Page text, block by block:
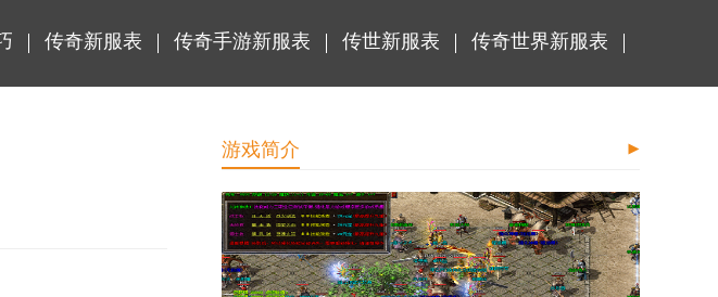
传奇新服表 传奇手游新服表 传世新服表 传奇世界新服表
游戏简介